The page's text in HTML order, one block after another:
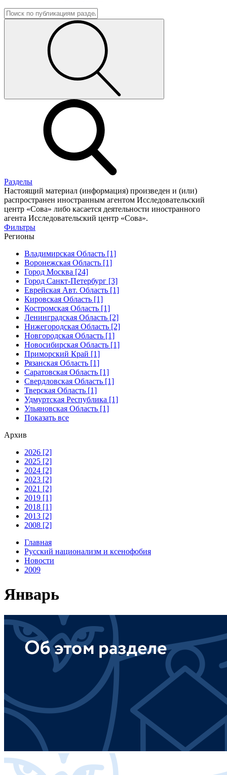
Разделы
Настоящий материал (информация) произведен и (или)
распространен иностранным агентом Исследовательский
центр «Сова» либо касается деятельности иностранного
агента Исследовательский центр «Сова».
Фильтры
Регионы
Владимирская Область [1]
Воронежская Область [1]
Город Москва [24]
Город Санкт-Петербург [3]
Еврейская Авт. Область [1]
Кировская Область [1]
Костромская Область [1]
Ленинградская Область [2]
Нижегородская Область [2]
Новгородская Область [1]
Новосибирская Область [1]
Приморский Край [1]
Рязанская Область [1]
Саратовская Область [1]
Свердловская Область [1]
Тверская Область [1]
Удмуртская Республика [1]
Ульяновская Область [1]
Показать все
Архив
2026 [2]
2025 [2]
2024 [2]
2023 [2]
2021 [2]
2019 [1]
2018 [1]
2013 [2]
2008 [2]
Главная
Русский национализм и ксенофобия
Новости
2009
Январь